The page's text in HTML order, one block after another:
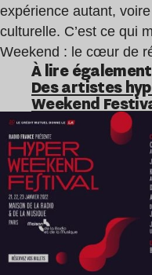
expérience autant,
culturelle. C’est ce qui
Weekend : le cœur de
À lire également
Des artistes
Weekend